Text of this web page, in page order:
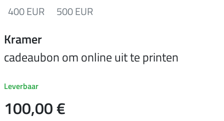
400 EUR
500 EUR
Kramer
cadeaubon om online uit te printen
Leverbaar
100,00 €